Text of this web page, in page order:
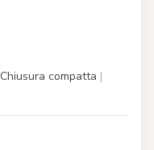
Chiusura compatta |